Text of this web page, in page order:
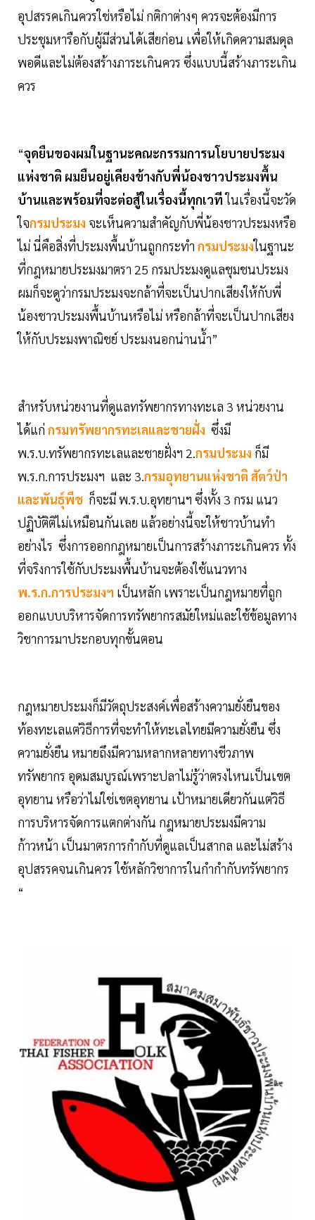
อุปสรรคเกินควรใช่หรือไม่ กติกาต่างๆ ควรจะต้องมีการ
ประชุมหารือกับผู้มีส่วนได้เสียก่อน เพื่อให้เกิดความสมดุล
พอดีและไม่ต้องสร้างภาระเกินควร ซึ่งแบบนี้สร้างภาระเกิน
ควร
“จุดยืนของผมในฐานะคณะกรรมการนโยบายประมง
แห่งชาติ ผมยืนอยู่เคียงข้างกับพี่น้องชาวประมงพื้น
บ้านและพร้อมที่จะต่อสู้ในเรื่องนี้ทุกเวทีในเรื่องนี้จะวัด
ใจกรมประมง จะเห็นความสำคัญกับพี่น้องชาวประมงหรือ
ไม่ นี่คือสิ่งที่ประมงพื้นบ้านถูกกระทำ กรมประมงในฐานะ
ที่กฎหมายประมงมาตรา 25 กรมประมงดูแลชุมชนประมง
ผมก็จะดูว่ากรมประมงจะกล้าที่จะเป็นปากเสียงให้กับพี่
น้องชาวประมงพื้นบ้านหรือไม่ หรือกล้าที่จะเป็นปากเสียง
ให้กับประมงพาณิชย์ ประมงนอกน่านน้ำ”
สำหรับหน่วยงานที่ดูแลทรัพยากรทางทะเล 3 หน่วยงาน
ได้แก่ กรมทรัพยากรทะเลและชายฝั่ง ซึ่งมี
พ.ร.บ.ทรัพยากรทะเลและชายฝั่งฯ 2.กรมประมง ก็มี
พ.ร.ก.การประมงฯ และ 3.กรมอุทยานแห่งชาติ สัตว์ป่า
และพันธุ์พืช ก็จะมี พ.ร.บ.อุทยานฯ ซึ่งทั้ง 3 กรม แนว
ปฏิบัติติไม่เหมือนกันเลย แล้วอย่างนี้จะให้ชาวบ้านทำ
อย่างไร ซึ่งการออกกฎหมายเป็นการสร้างภาระเกินควร ทั้ง
ที่จริงการใช้กับประมงพื้นบ้านจะต้องใช้แนวทาง
พ.ร.ก.การประมงฯ เป็นหลัก เพราะเป็นกฎหมายที่ถูก
ออกแบบบริหารจัดการทรัพยากรสมัยใหม่และใช้ข้อมูลทาง
วิชาการมาประกอบทุกขั้นตอน
กฎหมายประมงก็มีวัตถุประสงค์เพื่อสร้างความยั่งยืนของ
ท้องทะเลแต่วิธีการที่จะทำให้ทะเลไทยมีความยั่งยืน ซึ่ง
ความยั่งยืน หมายถึงมีความหลากหลายทางชีวภาพ
ทรัพยากร อุดมสมบูรณ์เพราะปลาไม่รู้ว่าตรงไหนเป็นเขต
อุทยาน หรือว่าไม่ใช่เขตอุทยาน เป้าหมายเดียวกันแต่วิธี
การบริหารจัดการแตกต่างกัน กฎหมายประมงมีความ
ก้าวหน้า เป็นมาตรการกำกับที่ดูแลเป็นสากล และไม่สร้าง
อุปสรรคจนเกินควร ใช้หลักวิชาการในกำกำกับทรัพยากร
“